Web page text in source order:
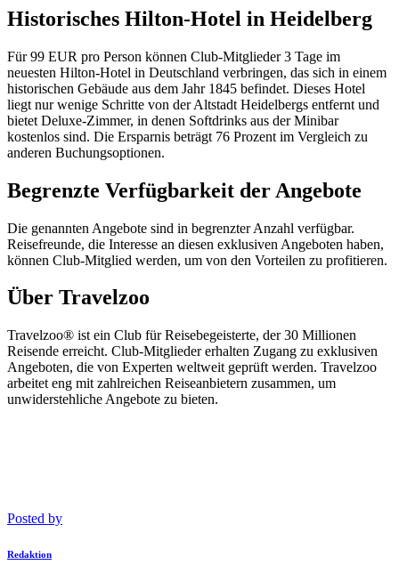
Historisches Hilton-Hotel in Heidelberg
Für 99 EUR pro Person können Club-Mitglieder 3 Tage im
neuesten Hilton-Hotel in Deutschland verbringen, das sich in einem
historischen Gebäude aus dem Jahr 1845 befindet. Dieses Hotel
liegt nur wenige Schritte von der Altstadt Heidelbergs entfernt und
bietet Deluxe-Zimmer, in denen Softdrinks aus der Minibar
kostenlos sind. Die Ersparnis beträgt 76 Prozent im Vergleich zu
anderen Buchungsoptionen.
Begrenzte Verfügbarkeit der Angebote
Die genannten Angebote sind in begrenzter Anzahl verfügbar.
Reisefreunde, die Interesse an diesen exklusiven Angeboten haben,
können Club-Mitglied werden, um von den Vorteilen zu profitieren.
Über Travelzoo
Travelzoo® ist ein Club für Reisebegeisterte, der 30 Millionen
Reisende erreicht. Club-Mitglieder erhalten Zugang zu exklusiven
Angeboten, die von Experten weltweit geprüft werden. Travelzoo
arbeitet eng mit zahlreichen Reiseanbietern zusammen, um
unwiderstehliche Angebote zu bieten.
Posted by
Redaktion